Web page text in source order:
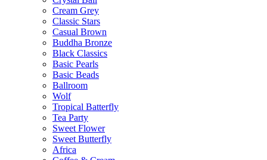
Cream Grey
Classic Stars
Casual Brown
Buddha Bronze
Black Classics
Basic Pearls
Basic Beads
Ballroom
Wolf
Tropical Batterfly
Tea Party
Sweet Flower
Sweet Butterfly
Africa